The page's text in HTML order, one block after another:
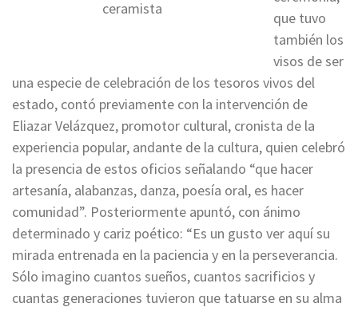
ceramista
que tuvo
también los
visos de ser
una especie de celebración de los tesoros vivos del
estado, contó previamente con la intervención de
Eliazar Velázquez, promotor cultural, cronista de la
experiencia popular, andante de la cultura, quien celebró
la presencia de estos oficios señalando “que hacer
artesanía, alabanzas, danza, poesía oral, es hacer
comunidad”. Posteriormente apuntó, con ánimo
determinado y cariz poético: “Es un gusto ver aquí su
mirada entrenada en la paciencia y en la perseverancia.
Sólo imagino cuantos sueños, cuantos sacrificios y
cuantas generaciones tuvieron que tatuarse en su alma